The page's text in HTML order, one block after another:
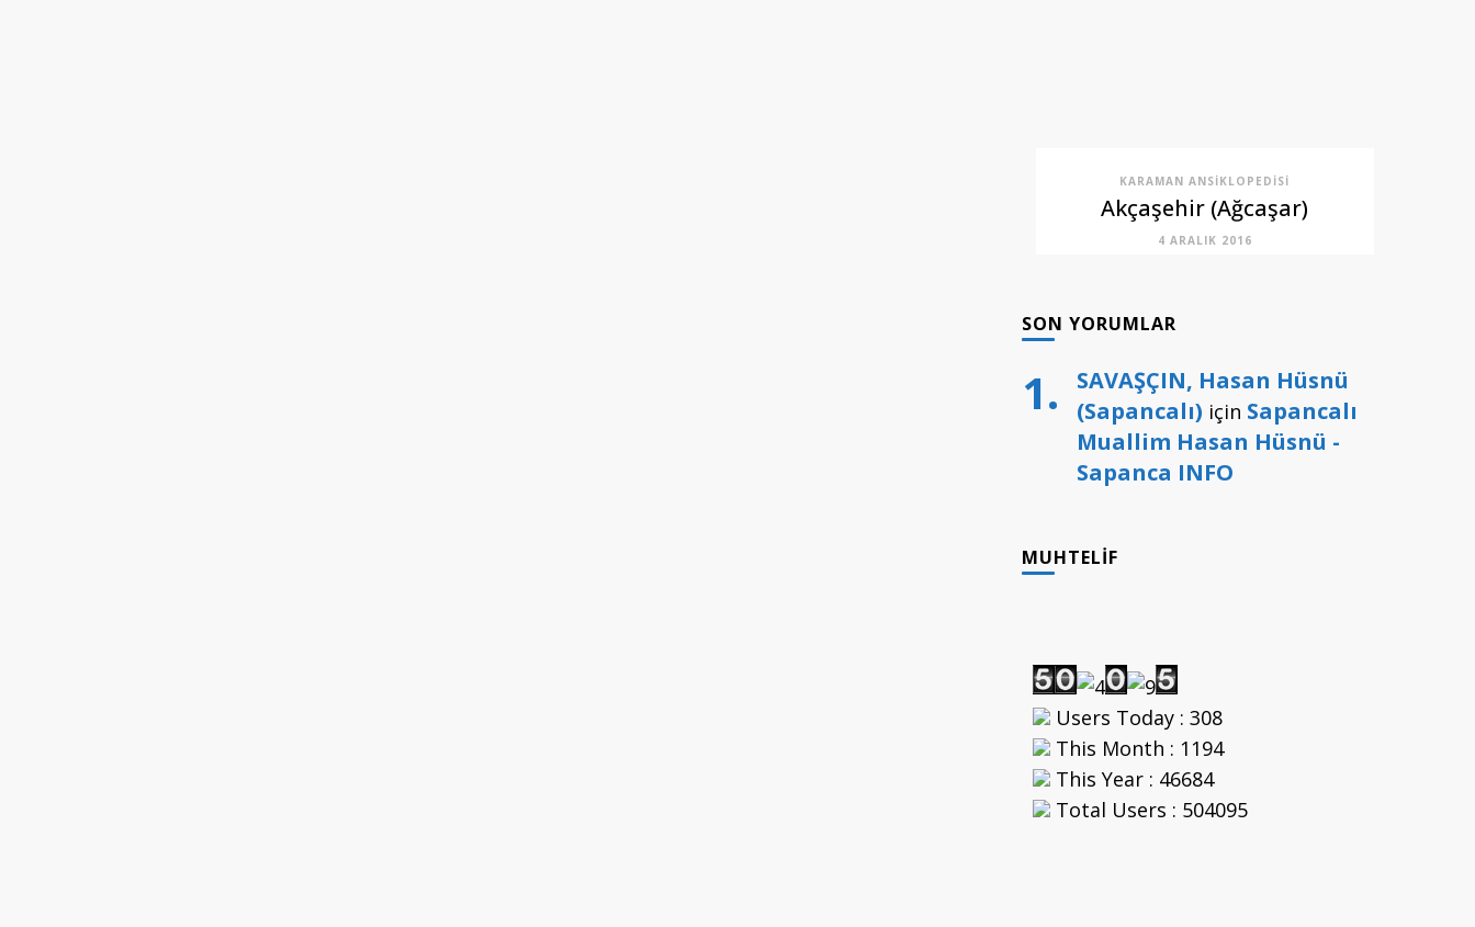
KARAMAN ANSIKLOPEDISI
Akçaşehir (Ağcaşar)
4 ARALIK 2016
SON YORUMLAR
SAVAŞÇIN, Hasan Hüsnü
(Sapancalı) için Sapancalı
Muallim Hasan Hüsnü -
Sapanca INFO
MUHTELIF
Users Today : 308
This Month : 1194
This Year : 46684
Total Users : 504095